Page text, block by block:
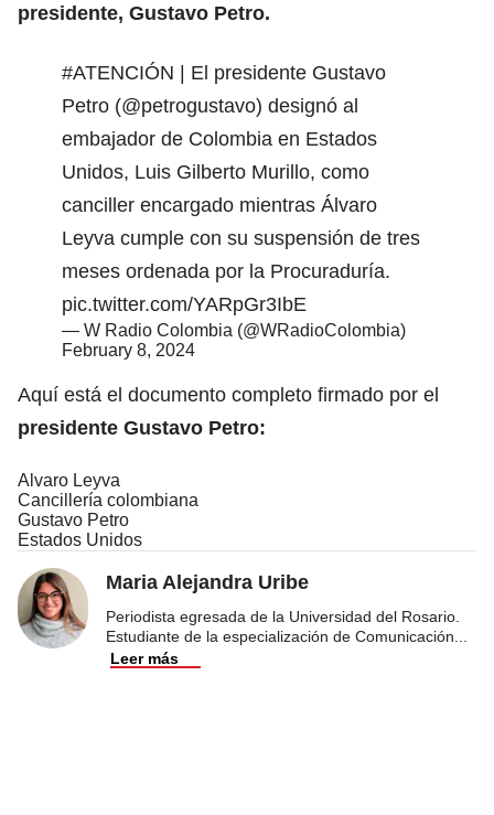
presidente, Gustavo Petro.
#ATENCIÓN | El presidente Gustavo
Petro (@petrogustavo) designó al
embajador de Colombia en Estados
Unidos, Luis Gilberto Murillo, como
canciller encargado mientras Álvaro
Leyva cumple con su suspensión de tres
meses ordenada por la Procuraduría.
pic.twitter.com/YARpGr3IbE
— W Radio Colombia (@WRadioColombia)
February 8, 2024
Aquí está el documento completo firmado por el
presidente Gustavo Petro:
Alvaro Leyva
Cancillería colombiana
Gustavo Petro
Estados Unidos
Maria Alejandra Uribe
Periodista egresada de la Universidad del Rosario.
Estudiante de la especialización de Comunicación
Leer más